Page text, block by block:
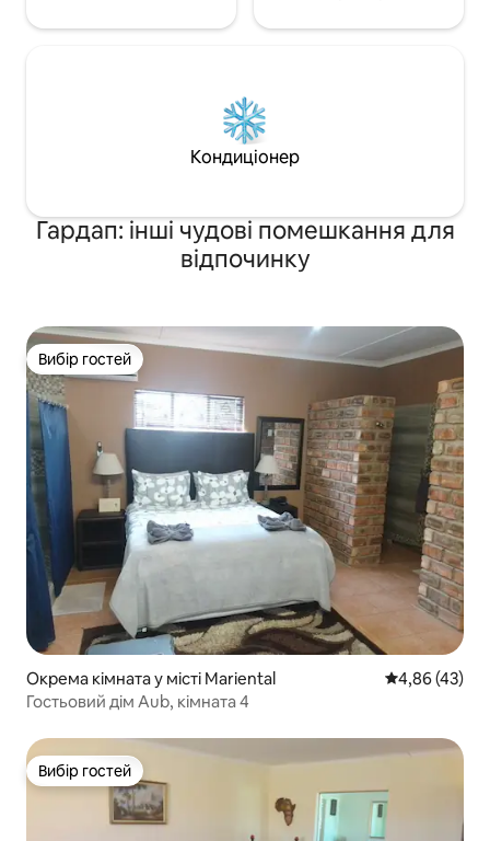
Кондиціонер
Гардап: інші чудові помешкання для
відпочинку
Вибір гостей
Вибір гостей
Окрема кімната у місті Mariental Середня
4,86 (43)
Гостьовий дім Aub, кімната 4
Вибір гостей
Вибір гостей